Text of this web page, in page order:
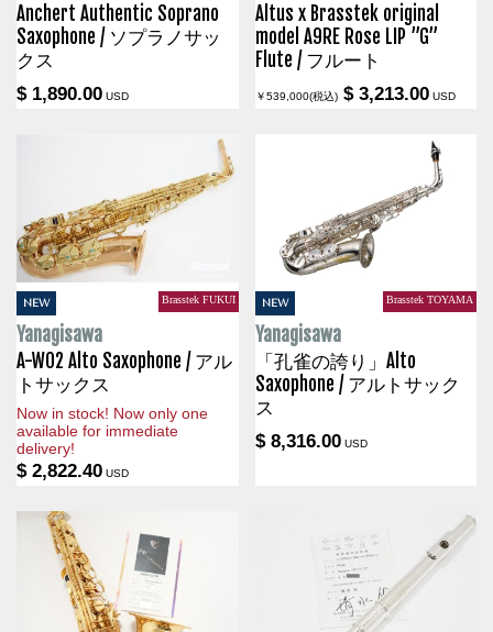
Anchert Authentic Soprano
Saxophone / ソプラノサッ
クス
$ 1,890.00 USD
Altus x Brasstek original
model A9RE Rose LIP ”G”
Flute / フルート
￥539,000(税込) $ 3,213.00USD
NEW Brasstek FUKUI
Yanagisawa
A-WO2 Alto Saxophone / アル
トサックス
Now in stock! Now only one
available for immediate
delivery!
$ 2,822.40 USD
NEW Brasstek TOYAMA
Yanagisawa
「孔雀の誇り」Alto
Saxophone / アルトサック
ス
$ 8,316.00USD